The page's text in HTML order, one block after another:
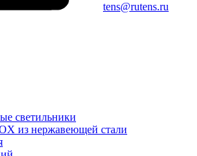
tens@rutens.ru
светильники
из нержавеющей стали